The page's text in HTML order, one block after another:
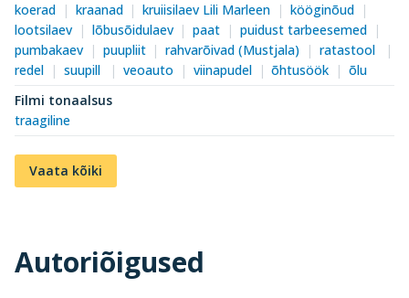
koerad
kraanad kruiisilaev Lili Marleen
kööginõud
lootsilaev
lõbusõidulaev paat
puidust tarbeesemed
pumbakaev
puupliit rahvarõivad (Mustjala)
ratastool
redel
suupill veoauto viinapudel õhtusöök
õlu
Filmi tonaalsus
traagiline
Vaata kõiki
Autoriõigused